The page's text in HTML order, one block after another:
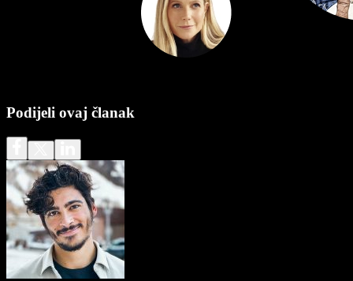
Podijeli ovaj članak